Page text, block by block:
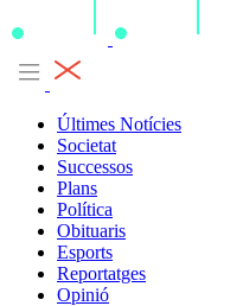
Últimes Notícies
Societat
Successos
Plans
Política
Obituaris
Esports
Reportatges
Opinió